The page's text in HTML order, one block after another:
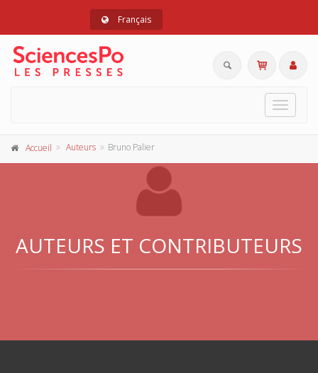
Français
Toggle
Accueil Auteurs Bruno Palier
AUTEURS ET CONTRIBUTEURS